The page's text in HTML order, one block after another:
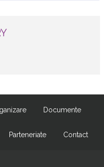
Documente
Parteneriate Contact